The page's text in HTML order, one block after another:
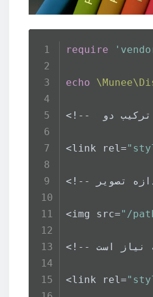
require
echo
<link rel=
<img src="/
<link rel=